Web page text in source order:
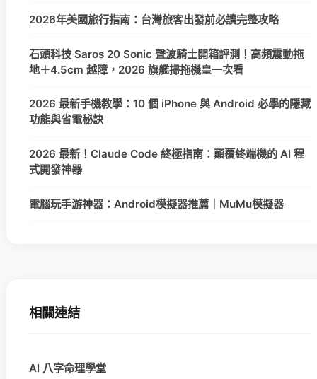
2026年美國旅行指南：台灣旅客出發前必讀完整攻略
石頭科技 Saros 20 Sonic 聲波騎士開箱評測！高頻震動拖
地＋4.5cm 越障，2026 旗艦掃拖機皇一次看
2026 最新手機教學：10 個 iPhone 與 Android 必學的隱藏
功能與省電秘訣
2026 最新！Claude Code 終極指南：顛覆終端機的 AI 程
式開發神器
電腦玩手游神器：Android模擬器推薦｜MuMu模擬器
相關連結
AI 八字命理學堂